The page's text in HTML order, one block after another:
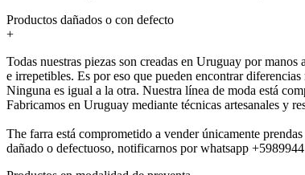
Productos dañados o con defecto
+
Todas nuestras piezas son creadas en Uruguay por
e irrepetibles. Es por eso que pueden encontrar
Ninguna es igual a la otra. Nuestra línea de moda está
Fabricamos en Uruguay mediante técnicas artesanales y
The farra está comprometido a vender únicamente
dañado o defectuoso, notificarnos por whatsapp